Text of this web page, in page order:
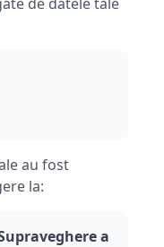
au fost
la:
a